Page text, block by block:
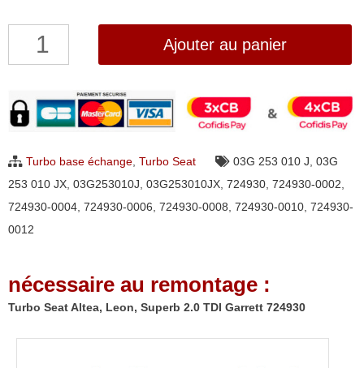
quantité
Seat
Altea,
Superb
Ajouter au panier
Turbo base échange, Turbo Seat 03G 253 010 J, 03G
253 010 JX, 03G253010J, 03G253010JX, 724930, 724930-0002,
724930-0004, 724930-0006, 724930-0008, 724930-0010, 724930-
0012
nécessaire au remontage :
Turbo Seat Altea, Leon, Superb 2.0 TDI Garrett 724930